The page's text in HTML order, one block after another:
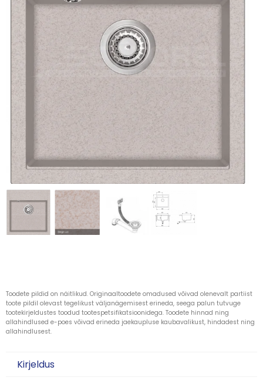
Toodete pildid on näitlikud. Originaaltoodete omadused võivad olenevalt partiist
toote pildil olevast tegelikust väljanägemisest erineda, seega palun tutvuge
tootekirjeldustes toodud tootespetsifikatsioonidega. Toodete hinnad ning
allahindlused e-poes võivad erineda jaekaupluse kaubavalikust, hindadest ning
allahindlusest.
Kirjeldus